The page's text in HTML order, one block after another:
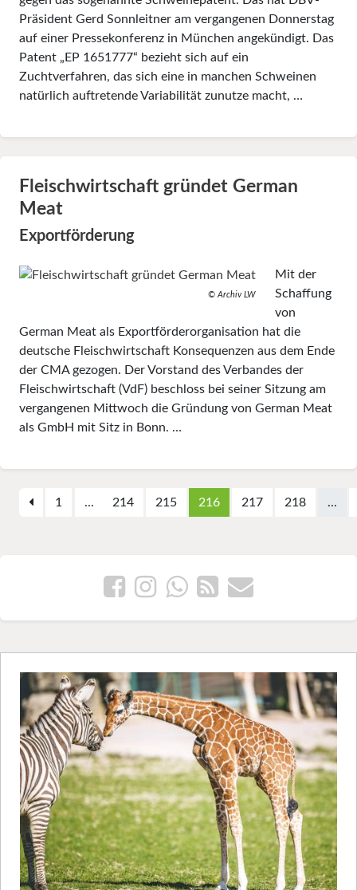
Präsident Gerd Sonnleitner am vergangenen Donnerstag
auf einer Pressekonferenz in München angekündigt. Das
Patent „EP 1651777“ bezieht sich auf ein
Zuchtverfahren, das sich eine in manchen Schweinen
natürlich auftretende Variabilität zunutze macht, …
Fleischwirtschaft gründet German
Meat
Exportförderung
© Archiv LW
Mit der
Schaffung
von
German Meat als Exportförderorganisation hat die
deutsche Fleischwirtschaft Konsequenzen aus dem Ende
der CMA gezogen. Der Vorstand des Verbandes der
Fleischwirtschaft (VdF) beschloss bei seiner Sitzung am
vergangenen Mittwoch die Gründung von German Meat
als GmbH mit Sitz in Bonn. …
1 ... 214 215 216 217 218 ...